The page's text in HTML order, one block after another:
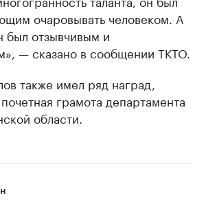
очаровывать человеком. А
был отзывчивым и
— сказано в сообщении ТКТО.
также имел ряд наград,
грамота департамента
области.